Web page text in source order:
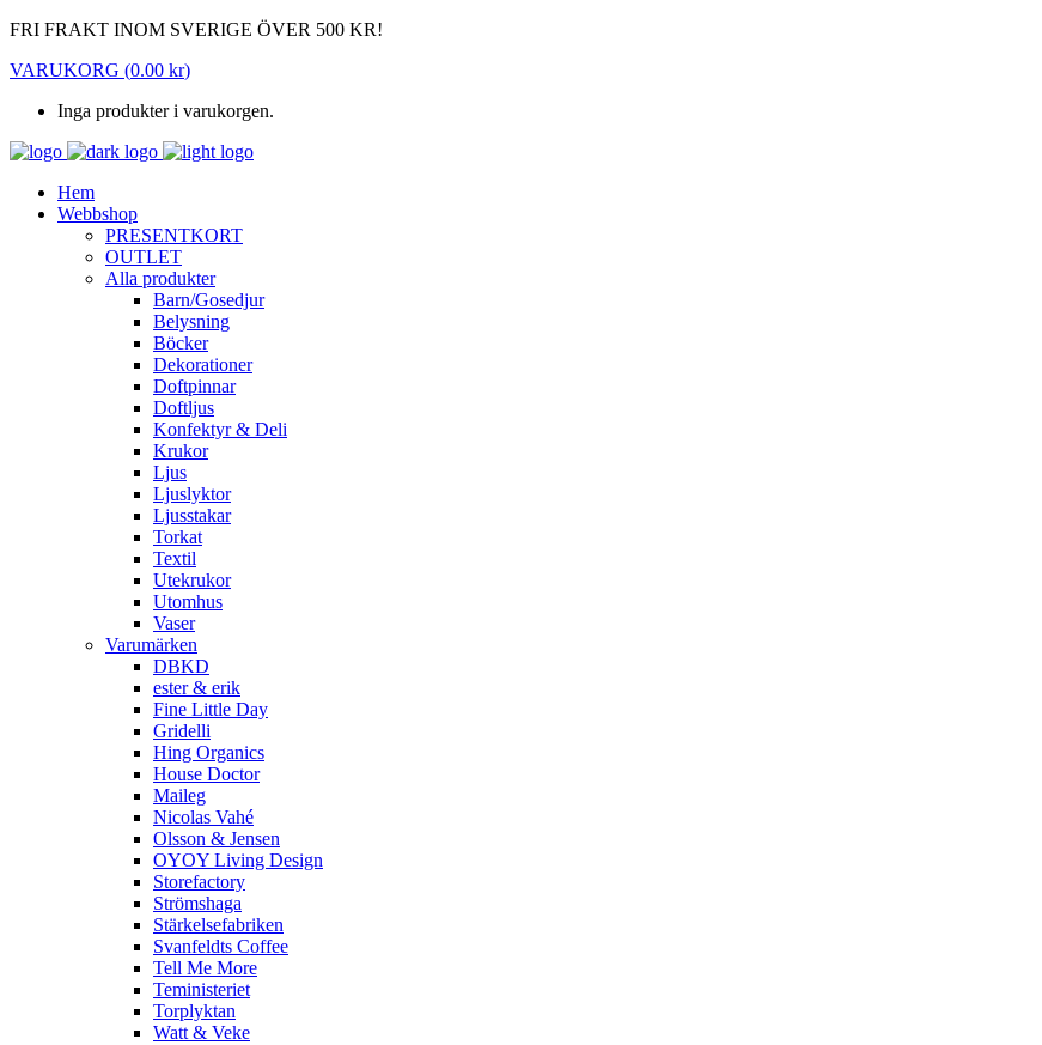
FRI FRAKT INOM SVERIGE ÖVER 500 KR!
VARUKORG (0.00 kr)
Inga produkter i varukorgen.
Hem
Webbshop
PRESENTKORT
OUTLET
Alla produkter
Barn/Gosedjur
Belysning
Böcker
Dekorationer
Doftpinnar
Doftljus
Konfektyr & Deli
Krukor
Ljus
Ljuslyktor
Ljusstakar
Torkat
Textil
Utekrukor
Utomhus
Vaser
Varumärken
DBKD
ester & erik
Fine Little Day
Gridelli
Hing Organics
House Doctor
Maileg
Nicolas Vahé
Olsson & Jensen
OYOY Living Design
Storefactory
Strömshaga
Stärkelsefabriken
Svanfeldts Coffee
Tell Me More
Teministeriet
Torplyktan
Watt & Veke